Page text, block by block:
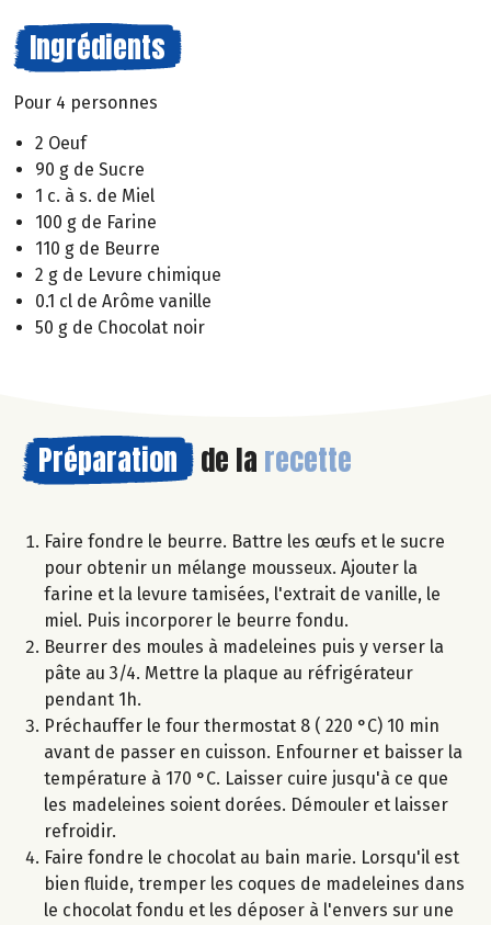
Ingrédients
Pour 4 personnes
2 Oeuf
90 g de Sucre
1 c. à s. de Miel
100 g de Farine
110 g de Beurre
2 g de Levure chimique
0.1 cl de Arôme vanille
50 g de Chocolat noir
Préparation de la recette
Faire fondre le beurre. Battre les œufs et le sucre
pour obtenir un mélange mousseux. Ajouter la
farine et la levure tamisées, l'extrait de vanille, le
miel. Puis incorporer le beurre fondu.
Beurrer des moules à madeleines puis y verser la
pâte au 3/4. Mettre la plaque au réfrigérateur
pendant 1h.
Préchauffer le four thermostat 8 ( 220 °C) 10 min
avant de passer en cuisson. Enfourner et baisser la
température à 170 °C. Laisser cuire jusqu'à ce que
les madeleines soient dorées. Démouler et laisser
refroidir.
Faire fondre le chocolat au bain marie. Lorsqu'il est
bien fluide, tremper les coques de madeleines dans
le chocolat fondu et les déposer à l'envers sur une